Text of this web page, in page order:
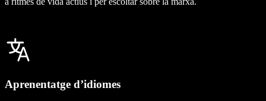
Aprenentatge d’idiomes